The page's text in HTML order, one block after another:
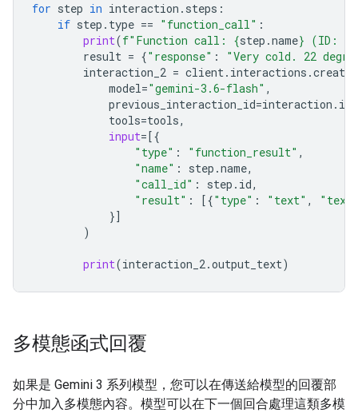
for step in interaction . steps :
if step . type == "function_call" :
print(f"Function call: {step .name} (ID:
result = {"response" :
"Very cold. 22
interaction_2 = client. interactions .create
model="gemini-3.6-flash" ,
previous_interaction_id=interaction . id
tools=tools,
input= [{
"type" : "function_result" ,
"name" : step .name,
"call_id" : step . id,
"result" : [{"type" : "text" ,
}]
)
print(interaction_2.output_text)
多模態函式回覆
如果是 Gemini 3 系列模型，您可以在傳送給模型的回覆部
分中加入多模態內容。模型可以在下一個回合處理這類多模